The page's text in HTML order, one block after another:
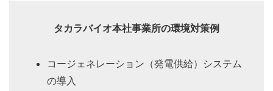
タカラバイオ本社事業所の環境対策例
コージェネレーション（発電供給）システム
の導入